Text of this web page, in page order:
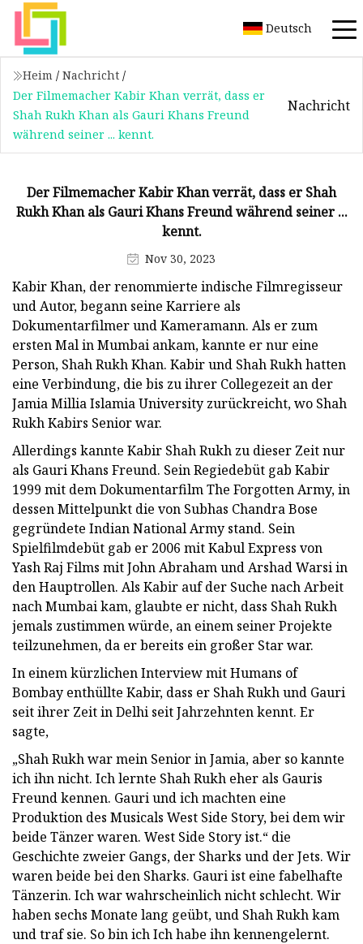
Deutsch
Heim / Nachricht /
Der Filmemacher Kabir Khan verrät, dass er
Shah Rukh Khan als Gauri Khans Freund
während seiner ... kennt.
Nachricht
Der Filmemacher Kabir Khan verrät, dass er Shah
Rukh Khan als Gauri Khans Freund während seiner ...
kennt.
Nov 30, 2023
Kabir Khan, der renommierte indische Filmregisseur
und Autor, begann seine Karriere als
Dokumentarfilmer und Kameramann. Als er zum
ersten Mal in Mumbai ankam, kannte er nur eine
Person, Shah Rukh Khan. Kabir und Shah Rukh hatten
eine Verbindung, die bis zu ihrer Collegezeit an der
Jamia Millia Islamia University zurückreicht, wo Shah
Rukh Kabirs Senior war.
Allerdings kannte Kabir Shah Rukh zu dieser Zeit nur
als Gauri Khans Freund. Sein Regiedebüt gab Kabir
1999 mit dem Dokumentarfilm The Forgotten Army, in
dessen Mittelpunkt die von Subhas Chandra Bose
gegründete Indian National Army stand. Sein
Spielfilmdebüt gab er 2006 mit Kabul Express von
Yash Raj Films mit John Abraham und Arshad Warsi in
den Hauptrollen. Als Kabir auf der Suche nach Arbeit
nach Mumbai kam, glaubte er nicht, dass Shah Rukh
jemals zustimmen würde, an einem seiner Projekte
teilzunehmen, da er bereits ein großer Star war.
In einem kürzlichen Interview mit Humans of
Bombay enthüllte Kabir, dass er Shah Rukh und Gauri
seit ihrer Zeit in Delhi seit Jahrzehnten kennt. Er
sagte,
„Shah Rukh war mein Senior in Jamia, aber so kannte
ich ihn nicht. Ich lernte Shah Rukh eher als Gauris
Freund kennen. Gauri und ich machten eine
Produktion des Musicals West Side Story, bei dem wir
beide Tänzer waren. West Side Story ist.“ die
Geschichte zweier Gangs, der Sharks und der Jets. Wir
waren beide bei den Sharks. Gauri ist eine fabelhafte
Tänzerin. Ich war wahrscheinlich nicht schlecht. Wir
haben sechs Monate lang geübt, und Shah Rukh kam
und traf sie. So bin ich Ich habe ihn kennengelernt.